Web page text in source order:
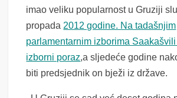
imao veliku popularnost u Gruziji
propada 2012 godine. Na tadašnjim
parlamentarnim izborima
izborni poraz,a sljedeće godine
biti predsjednik on bježi iz države.